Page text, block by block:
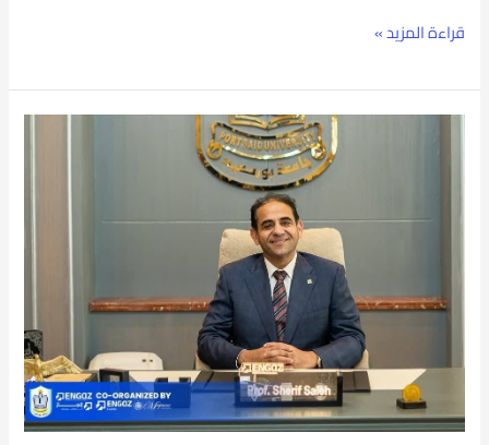
مستقبل
التعليم
قراءة المزيد »
تواصل
عالميًا..
دولي
جديد